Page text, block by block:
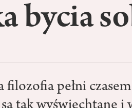
bycia
filozofia pełni